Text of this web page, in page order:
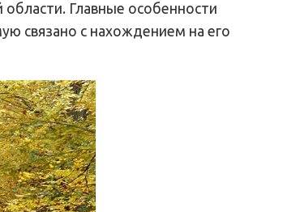
Главные особенности
связано с нахождением на его